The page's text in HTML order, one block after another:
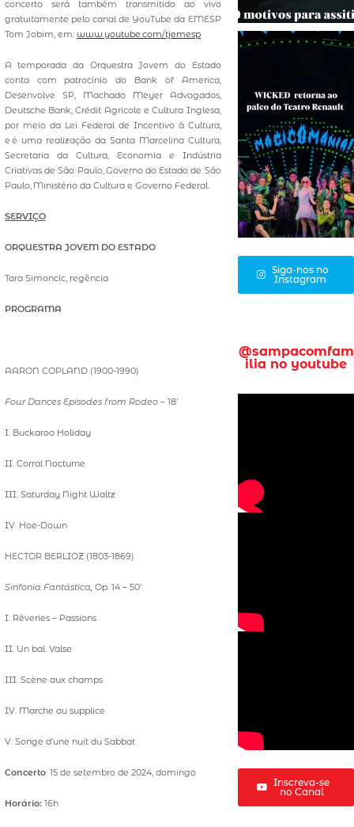
concerto será também transmitido ao vivo
gratuitamente pelo canal de YouTube da EMESP
Tom Jobim, em: www.youtube.com/tjemesp
A temporada da Orquestra Jovem do Estado
conta com patrocínio do Bank of America,
Desenvolve SP, Machado Meyer Advogados,
Deutsche Bank, Crédit Agricole e Cultura Inglesa,
por meio da Lei Federal de Incentivo à Cultura,
e é uma realização da Santa Marcelina Cultura,
Secretaria da Cultura, Economia e Indústria
Criativas de São Paulo, Governo do Estado de São
Paulo, Ministério da Cultura e Governo Federal.
SERVIÇO
ORQUESTRA JOVEM DO ESTADO
Tara Simoncic, regência
PROGRAMA
AARON COPLAND (1900-1990)
Four Dances Episodes from Rodeo– 18’
I. Buckaroo Holiday
II. Corral Nocturne
III. Saturday Night Waltz
IV. Hoe-Down
HECTOR BERLIOZ (1803-1869)
Sinfonia Fantástica, Op. 14 – 50’
I. Rêveries – Passions
II. Un bal. Valse
III. Scène aux champs
IV. Marche au supplice
V. Songe d’une nuit du Sabbat
Concerto: 15 de setembro de 2024, domingo
Horário: 16h
Siga-nos no
Instagram
@sampacomfam
ilia no youtube
Inscreva-se
no Canal